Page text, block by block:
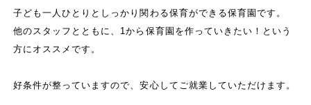
子ども一人ひとりとしっかり関わる保育ができる保育園です。
他のスタッフとともに、1から保育園を作っていきたい！という
方にオススメです。
好条件が整っていますので、安心してご就業していただけます。